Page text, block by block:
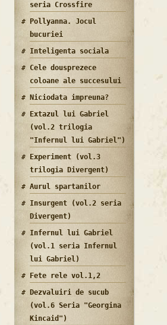
seria Crossfire
Pollyanna. Jocul
bucuriei
Inteligenta sociala
Cele dousprezece
coloane ale succesului
Niciodata impreuna?
Extazul lui Gabriel
(vol.2 trilogia
"Infernul lui Gabriel")
Experiment (vol.3
trilogia Divergent)
Aurul spartanilor
Insurgent (vol.2 seria
Divergent)
Infernul lui Gabriel
(vol.1 seria Infernul
lui Gabriel)
Fete rele vol.1,2
Dezvaluiri de sucub
(vol.6 Seria "Georgina
Kincaid")